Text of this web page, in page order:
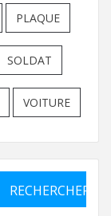
PLAQUE
SOLDAT
VOITURE